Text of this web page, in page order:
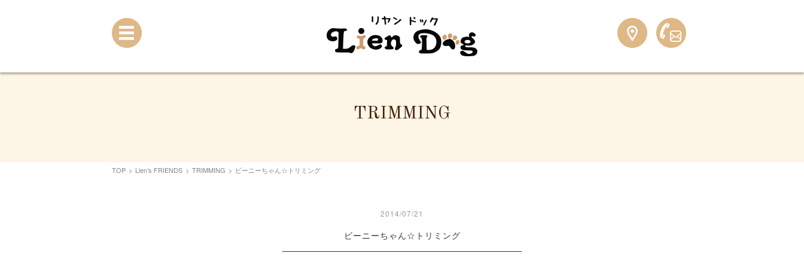
TRIMMING
TOP > Lien’s FRIENDS > TRIMMING > ビーニーちゃん☆トリミング
2014/07/21
ビーニーちゃん☆トリミング